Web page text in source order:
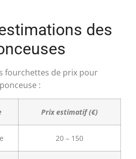
des
fourchettes de prix pour
:
Prix estimatif (€)
20 – 150